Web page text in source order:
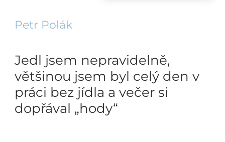
Petr Polák
Jedl jsem nepravidelně,
většinou jsem byl celý den v
práci bez jídla a večer si
dopřával „hody“